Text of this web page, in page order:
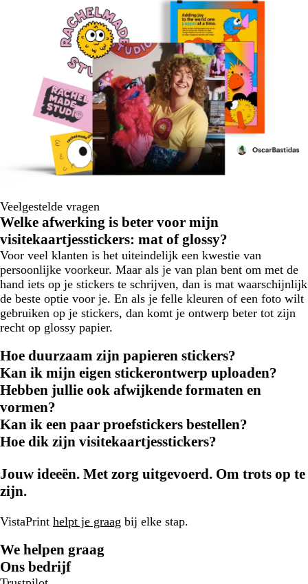
Veelgestelde vragen
Welke afwerking is beter voor mijn
visitekaartjesstickers: mat of glossy?
Voor veel klanten is het uiteindelijk een kwestie van
persoonlijke voorkeur. Maar als je van plan bent om met de
hand iets op je stickers te schrijven, dan is mat waarschijnlijk
de beste optie voor je. En als je felle kleuren of een foto wilt
gebruiken op je stickers, dan komt je ontwerp beter tot zijn
recht op glossy papier.
Hoe duurzaam zijn papieren stickers?
Kan ik mijn eigen stickerontwerp uploaden?
Hebben jullie ook afwijkende formaten en
vormen?
Kan ik een paar proefstickers bestellen?
Hoe dik zijn visitekaartjesstickers?
Jouw ideeën. Met zorg uitgevoerd. Om trots op te
zijn.
VistaPrint helpt je graag bij elke stap.
We helpen graag
Ons bedrijf